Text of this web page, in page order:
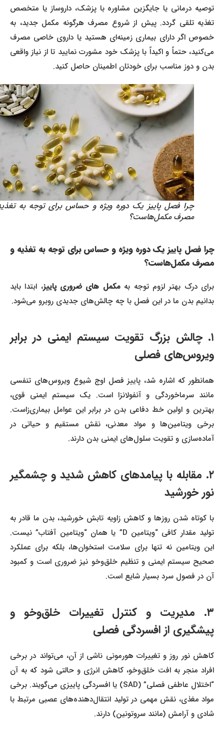
توصیه درمانی یا جایگزین مشاوره با پزشک، داروساز یا متخصص
تغذیه تلقی گردد. پیش از شروع مصرف هرگونه مکمل جدید، به
خصوص اگر دارای بیماری زمینه‌ای هستید یا داروی خاصی مصرف
می‌کنید، حتماً و اکیداً با پزشک خود مشورت نمایید تا از نیاز واقعی
بدن و دوز مناسب برای خودتان اطمینان حاصل کنید.
چرا فصل پاییز یک دوره ویژه و حساس برای توجه به تغذیه و
مصرف مکمل‌هاست؟
چرا فصل پاییز یک دوره ویژه و حساس برای توجه به تغذیه و
مصرف مکمل‌هاست؟
برای درک بهتر لزوم توجه به مکمل های ضروری پاییز، ابتدا باید
بدانیم بدن ما در این فصل با چه چالش‌های جدیدی روبرو می‌شود.
۱. چالش بزرگ تقویت سیستم ایمنی در برابر
ویروس‌های فصلی
همانطور که اشاره شد، پاییز فصل اوج شیوع ویروس‌های تنفسی
مانند سرماخوردگی و آنفولانزا است. یک سیستم ایمنی قوی،
بهترین و اولین خط دفاعی بدن در برابر این عوامل بیماری‌زاست.
برخی ویتامین‌ها و مواد معدنی، نقش مستقیم و حیاتی در
آماده‌سازی و تقویت سلول‌های ایمنی بدن دارند.
۲. مقابله با پیامدهای کاهش شدید و چشمگیر
نور خورشید
با کوتاه شدن روزها و کاهش زاویه تابش خورشید، بدن ما قادر به
تولید مقدار کافی “ویتامین D” یا همان “ویتامین آفتاب” نیست.
این ویتامین نه تنها برای سلامت استخوان‌ها، بلکه برای عملکرد
صحیح سیستم ایمنی و تنظیم خلق‌وخو نیز ضروری است و کمبود
آن در فصول سرد بسیار شایع است.
۳. مدیریت و کنترل تغییرات خلق‌وخو و
پیشگیری از افسردگی فصلی
کاهش نور روز و تغییرات هورمونی ناشی از آن، می‌تواند در برخی
افراد منجر به افت خلق‌وخو، کاهش انرژی و حالتی شود که به آن
“اختلال عاطفی فصلی” (SAD) یا افسردگی پاییزی می‌گویند. برخی
مواد مغذی، نقش مهمی در تولید انتقال‌دهنده‌های عصبی مرتبط با
شادی و آرامش (مانند سروتونین) دارند.